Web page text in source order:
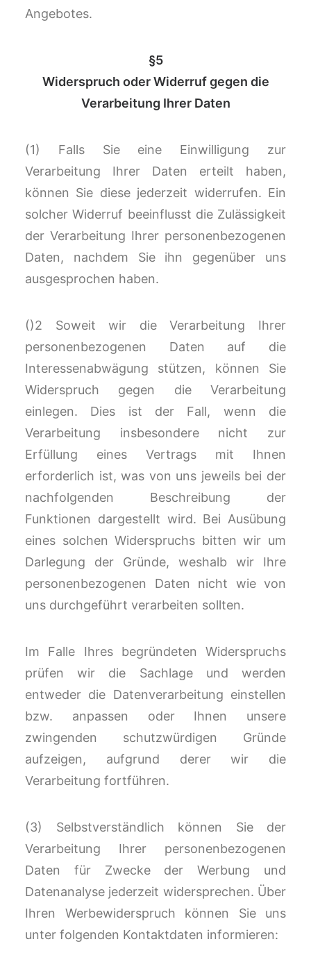
Angebotes.
§5
Widerspruch oder Widerruf gegen die
Verarbeitung Ihrer Daten
(1) Falls Sie eine Einwilligung zur
Verarbeitung Ihrer Daten erteilt haben,
können Sie diese jederzeit widerrufen. Ein
solcher Widerruf beeinflusst die Zulässigkeit
der Verarbeitung Ihrer personenbezogenen
Daten, nachdem Sie ihn gegenüber uns
ausgesprochen haben.
()2 Soweit wir die Verarbeitung Ihrer
personenbezogenen Daten auf die
Interessenabwägung stützen, können Sie
Widerspruch gegen die Verarbeitung
einlegen. Dies ist der Fall, wenn die
Verarbeitung insbesondere nicht zur
Erfüllung eines Vertrags mit Ihnen
erforderlich ist, was von uns jeweils bei der
nachfolgenden Beschreibung der
Funktionen dargestellt wird. Bei Ausübung
eines solchen Widerspruchs bitten wir um
Darlegung der Gründe, weshalb wir Ihre
personenbezogenen Daten nicht wie von
uns durchgeführt verarbeiten sollten.
Im Falle Ihres begründeten Widerspruchs
prüfen wir die Sachlage und werden
entweder die Datenverarbeitung einstellen
bzw. anpassen oder Ihnen unsere
zwingenden schutzwürdigen Gründe
aufzeigen, aufgrund derer wir die
Verarbeitung fortführen.
(3) Selbstverständlich können Sie der
Verarbeitung Ihrer personenbezogenen
Daten für Zwecke der Werbung und
Datenanalyse jederzeit widersprechen. Über
Ihren Werbewiderspruch können Sie uns
unter folgenden Kontaktdaten informieren: